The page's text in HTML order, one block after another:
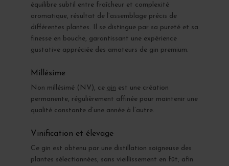
équilibre subtil entre fraîcheur et complexité
aromatique, résultat de l’assemblage précis de
différentes plantes. Il se distingue par sa pureté et sa
finesse en bouche, garantissant une expérience
gustative appréciée des amateurs de gin premium.
Millésime
Non millésimé (NV), ce gin est une création
permanente, régulièrement affinée pour maintenir une
qualité constante d’une année à l’autre.
Vinification et élevage
Ce gin est obtenu par une distillation soigneuse des
plantes sélectionnées, sans vieillissement en fût, afin